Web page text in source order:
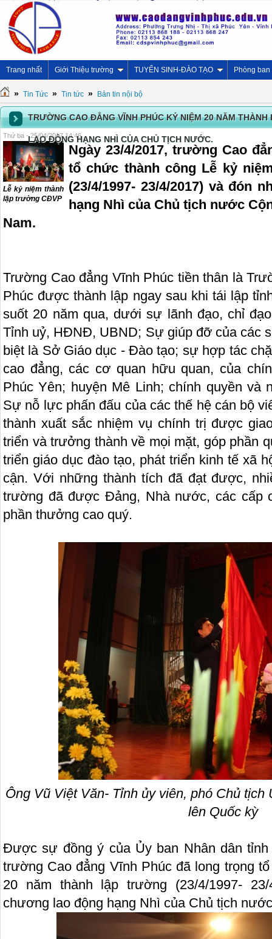
Trang nhất Giới Thiệu trường TUYỂN SINH-ĐÀO TẠO Phòng ban
» Tin Tức » Tin tức » Bản tin nội bộ
TRƯỜNG CAO ĐẲNG VĨNH PHÚC KỶ NIỆM 20 NĂM
LAO ĐỘNG HẠNG NHÌ CỦA CHỦ TỊCH NƯỚC.
Thứ ba - 25/04/2017 14:46
Lễ kỷ niệm thành
lập trường CĐVP
Ngày 23/4/2017, trường Cao
tổ chức thành công Lễ kỷ
(23/4/1997- 23/4/2017) và đón
hạng Nhì của Chủ tịch nước
Nam.
Trường Cao đẳng Vĩnh Phúc tiền thân là
Phúc được thành lập ngay sau khi tái lập
suốt 20 năm qua, dưới sự lãnh đạo, chỉ
Tỉnh uỷ, HĐNĐ, UBND; Sự giúp đỡ của các
biệt là Sở Giáo dục - Đào tạo; sự hợp tác
cao đẳng, các cơ quan hữu quan, của
Phúc Yên; huyện Mê Linh; chính quyền và
Sự nỗ lực phấn đấu của các thế hệ cán bộ
thành xuất sắc nhiệm vụ chính trị được
triển và trưởng thành về mọi mặt, góp phần
triển giáo dục đào tạo, phát triển kinh tế xã
cận. Với những thành tích đã đạt được,
trường đã được Đảng, Nhà nước, các cấp
phần thưởng cao quý.
Ông Vũ Việt Văn- Tỉnh ủy viên, phó Chủ tịch
lên Quốc kỳ
Được sự đồng ý của Ủy ban Nhân dân tỉnh
trường Cao đẳng Vĩnh Phúc đã long trọng
20 năm thành lập trường (23/4/1997-
chương lao động hạng Nhì của Chủ tịch